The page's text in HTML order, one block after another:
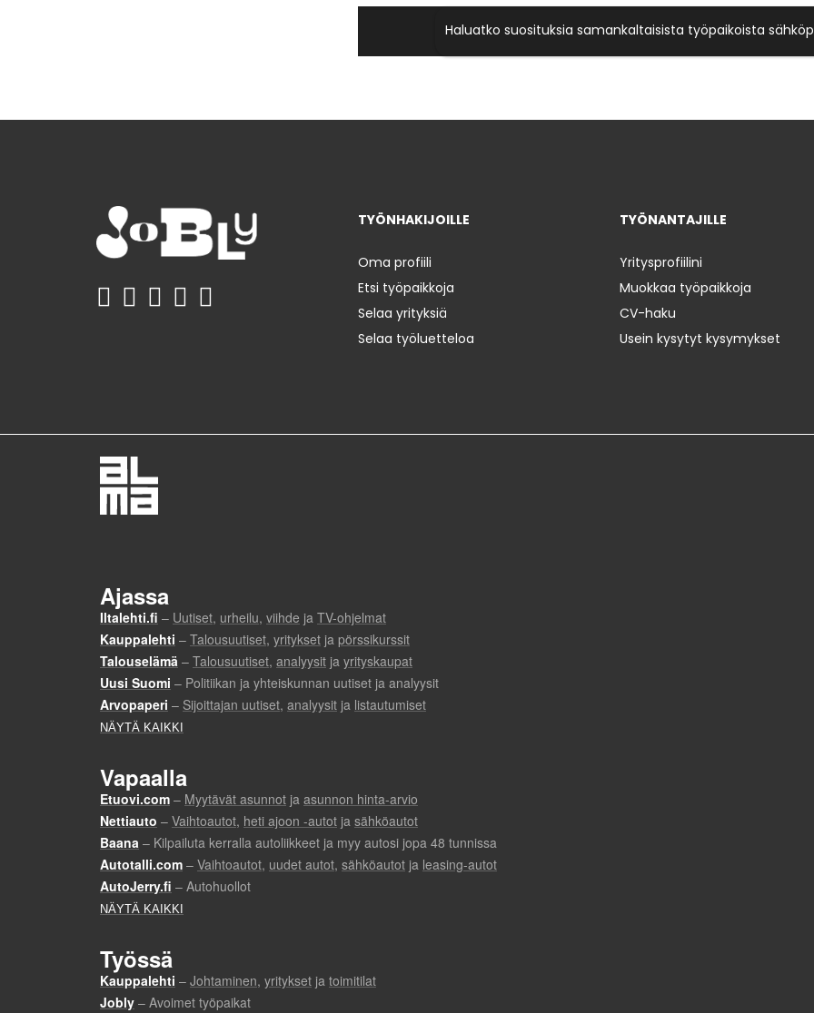
Haluatko suosituksia samankaltaisista työpaikoista
TYÖNHAKIJOILLE
Oma profiili
Etsi työpaikkoja
Selaa yrityksiä
Selaa työluetteloa
TYÖNANTAJILLE
Yritysprofiilini
Muokkaa työpaikkoja
CV-haku
Usein kysytyt kysymykset